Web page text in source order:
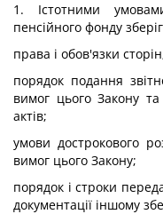
1. Істотними
пенсійного фонду
права і обов'язки
порядок подання
вимог цього Закону
актів;
умови дострокового
вимог цього Закону;
порядок і строки
документації іншому